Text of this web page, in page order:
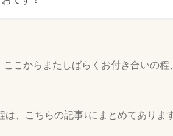
ここからまたしばらくお付き合いの程
、こちらの記事↓にまとめてあります